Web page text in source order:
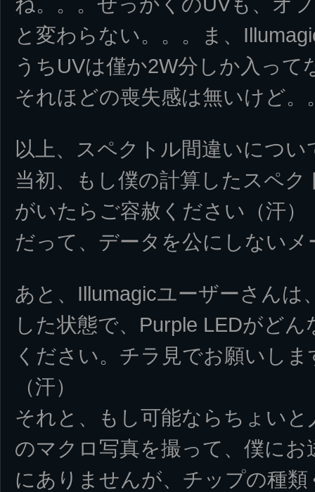
と変わらない。。。ま、
うちUVは僅か2W分しか入っ
それほどの喪失感は無いけど。
以上、スペクトル間違いにつ
当初、もし僕の計算したスペ
がいたらご容赦ください（汗）
だって、データを公にしない
あと、Illumagicユーザーさんは
した状態で、Purple LEDがど
ください。チラ見でお願いし
（汗）
それと、もし可能ならちょい
のマクロ写真を撮って、僕に
にありませんが、チップの種